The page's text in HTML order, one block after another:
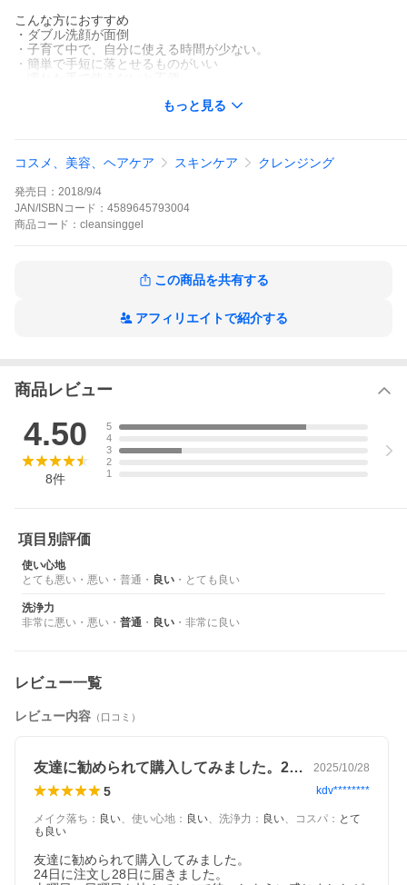
こんな方におすすめ
・ダブル洗顔が面倒
・子育て中で、自分に使える時間が少ない。
・簡単で手短に落とせるものがいい
クレンジングジェル クレンジングゲル オールインワン クレンジ
主な成分：水 ヤシ油脂肪酸PEG-7グリセリル DPG グリセリン セ
ラーゲン 水溶性 プロテオグリカン アスコルビン酸 Na シゾサッカ
ロミセス / イチジク 果実発酵液 アスペルギルス ／ ダイズ 種子エ
キス発酵エキス液 アーチチョーク葉エキス バニリルブチル ユズ
もっと見る
コスメ、美容、ヘアケア スキンケア クレンジング
発売日： 2018/9/4
JAN/ISBNコード： 4589645793004
商品 コード： cleansinggel
この商品を共有する
アフィリエイトで紹介する
商品レビュー
4.50
8件
5
4
3
2
1
項目別評価
使い心地
とても悪い ・ 悪い ・ 普通 ・ 良い ・ とても良い
洗浄力
非常に悪い ・ 悪い ・ 普通 ・ 良い ・ 非常に良い
レビュー一覧
レビュー内容 （口コミ）
友達に勧められて購入してみました。24… 2025/10/28
5 kdv********
メイク落ち ： 良い、 使い心地 ： 良い、 洗浄力 ： 良い、 コスパ ： とて
も良い
友達に勧められて購入してみました。
24日に注文し28日に届きました。